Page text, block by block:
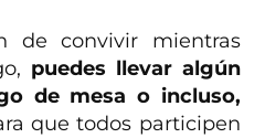
de convivir mientras
puedes llevar algún
de mesa o incluso,
que todos participen